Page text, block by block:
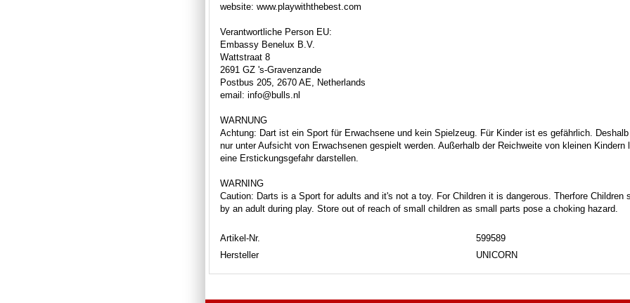
website: www.playwiththebest.com
Verantwortliche Person EU:
Embassy Benelux B.V.
Wattstraat 8
2691 GZ 's-Gravenzande
Postbus 205, 2670 AE, Netherlands
email: info@bulls.nl
WARNUNG
Achtung: Dart ist ein Sport für Erwachsene und kein Spielzeug. Für Kinder ist es gefährlich.
nur unter Aufsicht von Erwachsenen gespielt werden. Außerhalb der Reichweite von kleinen Kindern
eine Erstickungsgefahr darstellen.
WARNING
Caution: Darts is a Sport for adults and it's not a toy. For Children it is dangerous. Therfore Children
by an adult during play. Store out of reach of small children as small parts pose a choking hazard.
Artikel-Nr.
599589
Hersteller
UNICORN